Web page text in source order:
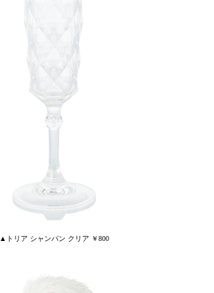
▲トリア シャンパン クリア ￥800